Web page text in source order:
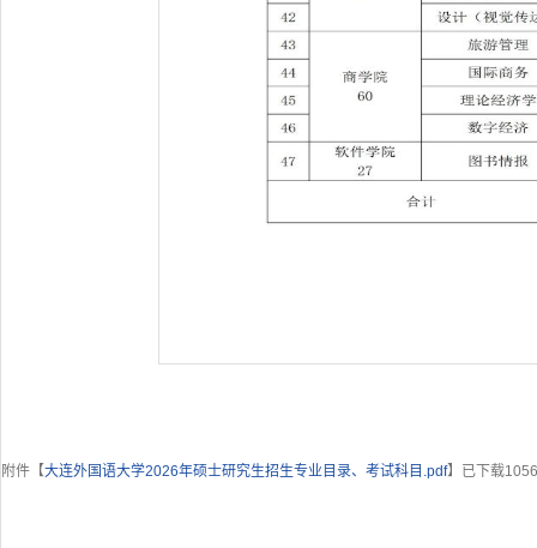
附件【大连外国语大学2026年硕士研究生招生专业目录、考试科目.pdf】已下载